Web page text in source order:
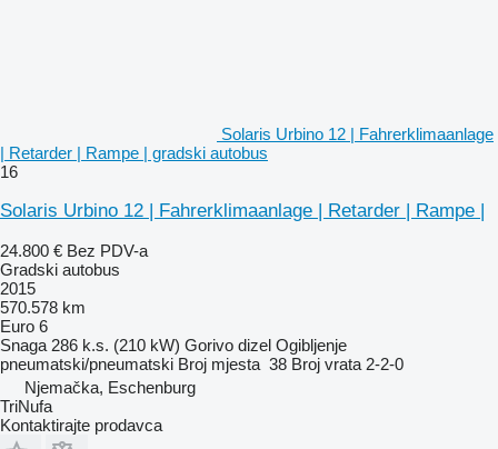
Solaris Urbino 12 | Fahrerklimaanlage
| Retarder | Rampe | gradski autobus
16
Solaris Urbino 12 | Fahrerklimaanlage | Retarder | Rampe |
24.800 € Bez PDV-a
Gradski autobus
2015
570.578 km
Euro 6
Snaga 286 k.s. (210 kW) Gorivo dizel Ogibljenje
pneumatski/pneumatski Broj mjesta 38 Broj vrata 2-2-0
Njemačka, Eschenburg
TriNufa
Kontaktirajte prodavca